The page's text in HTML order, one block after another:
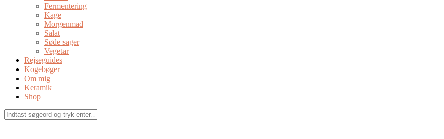
Fermentering
Kage
Morgenmad
Salat
Søde sager
Vegetar
Rejseguides
Kogebøger
Om mig
Keramik
Shop